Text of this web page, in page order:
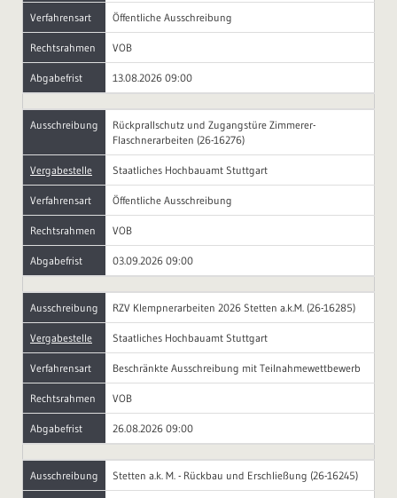
Verfahrensart Öffentliche Ausschreibung
Rechtsrahmen VOB
Abgabefrist 13.08.2026 09:00
Ausschreibung
Rückprallschutz und Zugangstüre Zimmerer-
Flaschnerarbeiten (26-16276)
Vergabestelle Staatliches Hochbauamt Stuttgart
Verfahrensart Öffentliche Ausschreibung
Rechtsrahmen VOB
Abgabefrist 03.09.2026 09:00
Ausschreibung RZV Klempnerarbeiten 2026 Stetten a.k.M. (26-16285)
Vergabestelle Staatliches Hochbauamt Stuttgart
Verfahrensart Beschränkte Ausschreibung mit Teilnahmewettbewerb
Rechtsrahmen VOB
Abgabefrist 26.08.2026 09:00
Ausschreibung Stetten a.k. M. - Rückbau und Erschließung (26-16245)